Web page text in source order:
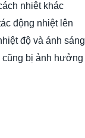
nhiệt khác
động nhiệt lên
độ và ánh sáng
cũng bị ảnh hưởng